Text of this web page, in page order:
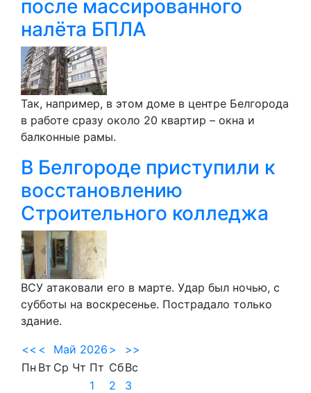
после массированного
налёта БПЛА
Так, например, в этом доме в центре Белгорода
в работе сразу около 20 квартир – окна и
балконные рамы.
В Белгороде приступили к
восстановлению
Строительного колледжа
ВСУ атаковали его в марте. Удар был ночью, с
субботы на воскресенье. Пострадало только
здание.
<< < Май 2026 >
>>
Пн Вт Ср Чт Пт СбВс
1
2
3